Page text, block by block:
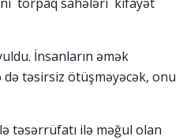
İnsanların əmək
təsirsiz ötüşməyəcək, onu
təsərrüfatı ilə məğul olan